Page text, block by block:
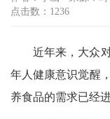
点击数： 1236
近年来，大众
年人健康意识觉醒
养食品的需求已经